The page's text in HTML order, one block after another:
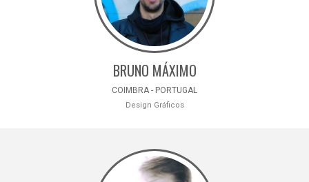
BRUNO MÁXIMO
COIMBRA - PORTUGAL
Design Gráficos